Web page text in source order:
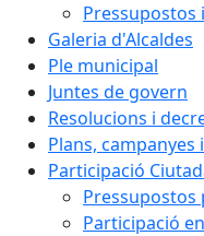
Pressupostos
Galeria d'Alcaldes
Ple municipal
Juntes de govern
Resolucions i
Plans, campanyes
Participació
Pressupostos
Participació